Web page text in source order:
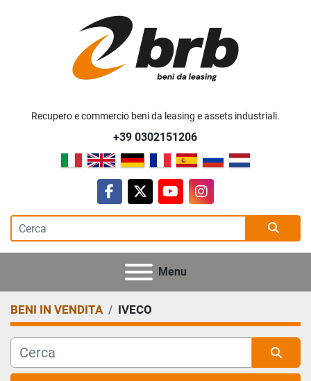
Recupero e commercio beni da leasing e assets industriali.
+39 0302151206
facebook
twitteryoutubeinstagram
Menu
BENI IN VENDITA IVECO